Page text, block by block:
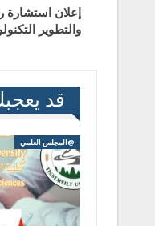
والتطوير
قد
@المجلس العلمي